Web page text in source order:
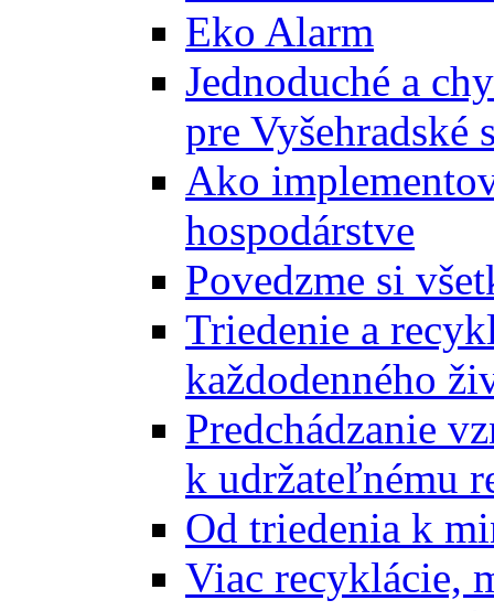
Eko Alarm
Jednoduché a
pre Vyšehradské
Ako
hospodárstve
Povedzme si
Triedenie a
každodenného
Predchádzanie
k udržateľnému
Od triedenia k
Viac recyklácie,